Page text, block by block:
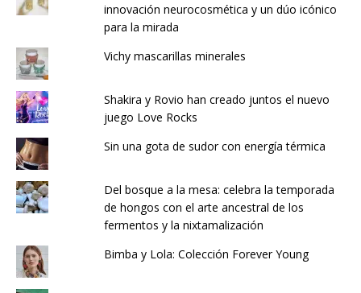
innovación neurocosmética y un dúo icónico
para la mirada
Vichy mascarillas minerales
Shakira y Rovio han creado juntos el nuevo
juego Love Rocks
Sin una gota de sudor con energía térmica
Del bosque a la mesa: celebra la temporada
de hongos con el arte ancestral de los
fermentos y la nixtamalización
Bimba y Lola: Colección Forever Young